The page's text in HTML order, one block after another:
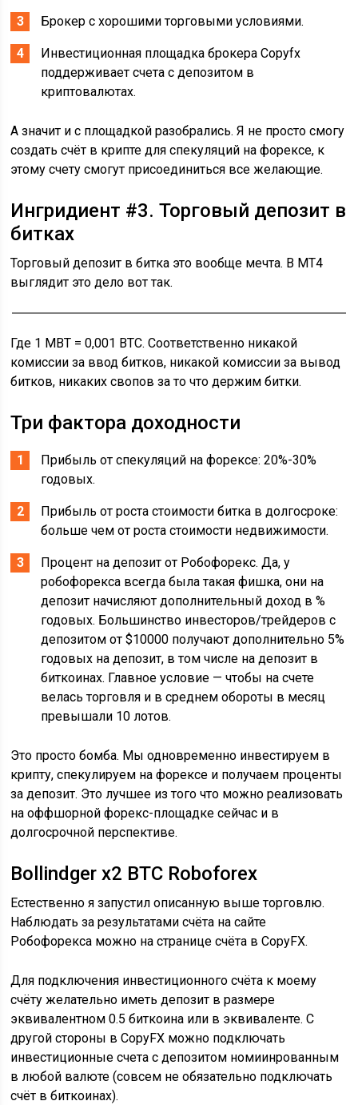
Брокер с хорошими торговыми условиями.
Инвестиционная площадка брокера Сopyfx
поддерживает счета с депозитом в
криптовалютах.
А значит и с площадкой разобрались. Я не просто смогу
создать счёт в крипте для спекуляций на форексе, к
этому счету смогут присоединиться все желающие.
Ингридиент #3. Торговый депозит в
битках
Торговый депозит в битка это вообще мечта. В МТ4
выглядит это дело вот так.
Где 1 MBT = 0,001 BTC. Соответственно никакой
комиссии за ввод битков, никакой комиссии за вывод
битков, никаких свопов за то что держим битки.
Три фактора доходности
Прибыль от спекуляций на форексе: 20%-30%
годовых.
Прибыль от роста стоимости битка в долгосроке:
больше чем от роста стоимости недвижимости.
Процент на депозит от Робофорекс. Да, у
робофорекса всегда была такая фишка, они на
депозит начисляют дополнительный доход в %
годовых. Большинство инвесторов/трейдеров с
депозитом от $10000 получают дополнительно 5%
годовых на депозит, в том числе на депозит в
биткоинах. Главное условие — чтобы на счете
велась торговля и в среднем обороты в месяц
превышали 10 лотов.
Это просто бомба. Мы одновременно инвестируем в
крипту, спекулируем на форексе и получаем проценты
за депозит. Это лучшее из того что можно реализовать
на оффшорной форекс-площадке сейчас и в
долгосрочной перспективе.
Bollindger x2 BTC Roboforex
Естественно я запустил описанную выше торговлю.
Наблюдать за результатами счёта на сайте
Робофорекса можно на странице счёта в CopyFX.
Для подключения инвестиционного счёта к моему
счёту желательно иметь депозит в размере
эквивалентном 0.5 биткоина или в эквиваленте. С
другой стороны в CopyFX можно подключать
инвестиционные счета с депозитом номиинрованным
в любой валюте (совсем не обязательно подключать
счёт в биткоинах).